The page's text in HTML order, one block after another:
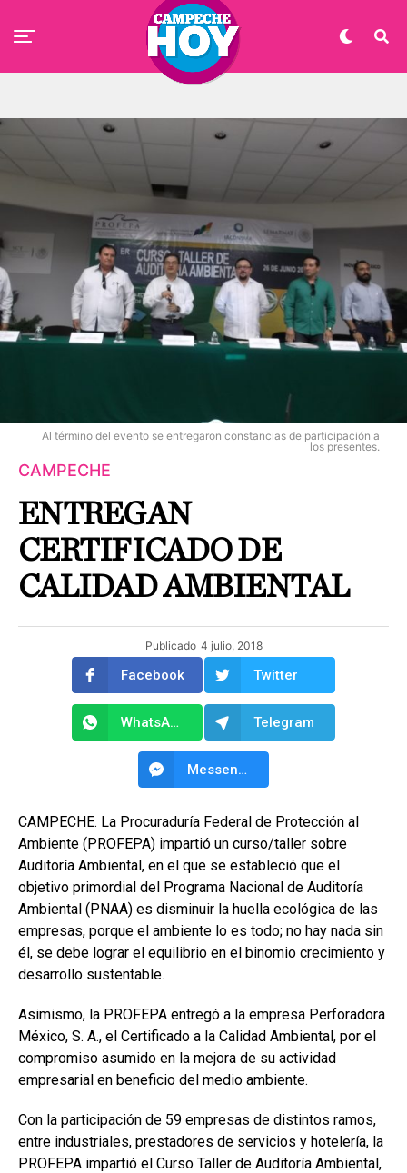
Al término del evento se entregaron constancias de participación a
los presentes.
CAMPECHE
ENTREGAN
CERTIFICADO DE
CALIDAD AMBIENTAL
Publicado 4 julio, 2018
Facebook Twitter
WhatsApp Telegram
Messenger
CAMPECHE. La Procuraduría Federal de Protección al
Ambiente (PROFEPA) impartió un curso/taller sobre
Auditoría Ambiental, en el que se estableció que el
objetivo primordial del Programa Nacional de Auditoría
Ambiental (PNAA) es disminuir la huella ecológica de las
empresas, porque el ambiente lo es todo; no hay nada sin
él, se debe lograr el equilibrio en el binomio crecimiento y
desarrollo sustentable.
Asimismo, la PROFEPA entregó a la empresa Perforadora
México, S. A., el Certificado a la Calidad Ambiental, por el
compromiso asumido en la mejora de su actividad
empresarial en beneficio del medio ambiente.
Con la participación de 59 empresas de distintos ramos,
entre industriales, prestadores de servicios y hotelería, la
PROFEPA impartió el Curso Taller de Auditoría Ambiental,